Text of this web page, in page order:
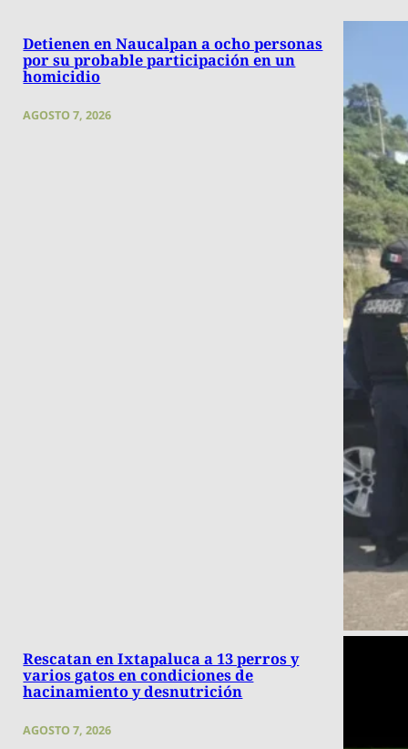
Detienen en Naucalpan a ocho personas
por su probable participación en un
homicidio
AGOSTO 7, 2026
Rescatan en Ixtapaluca a 13 perros y
varios gatos en condiciones de
hacinamiento y desnutrición
AGOSTO 7, 2026